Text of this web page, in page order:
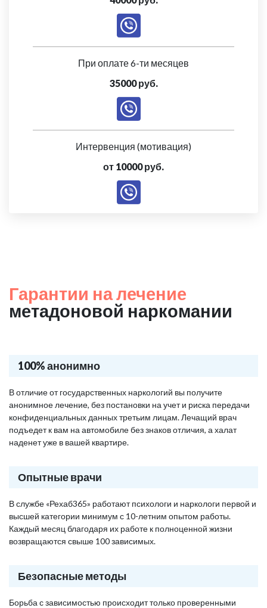
При оплате 6-ти месяцев
35000 руб.
Интервенция (мотивация)
от 10000 руб.
Гарантии на лечение
метадоновой наркомании
100% анонимно
В отличие от государственных наркологий вы получите
анонимное лечение, без постановки на учет и риска передачи
конфиденциальных данных третьим лицам. Лечащий врач
подъедет к вам на автомобиле без знаков отличия, а халат
наденет уже в вашей квартире.
Опытные врачи
В службе «Рехаб365» работают психологи и наркологи первой и
высшей категории минимум с 10-летним опытом работы.
Каждый месяц благодаря их работе к полноценной жизни
возвращаются свыше 100 зависимых.
Безопасные методы
Борьба с зависимостью происходит только проверенными